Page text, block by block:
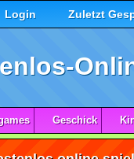
Login Zuletzt
Geschick